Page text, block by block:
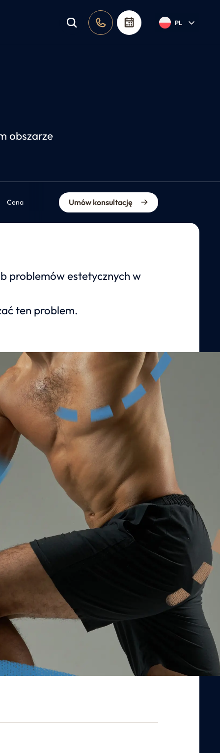
PL
obszarze
Cena Umów konsultację
problemów estetycznych w
ten problem.